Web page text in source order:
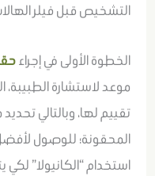
التشخيص قبل فيلر
الخطوة الأولى في إجراء
موعد لاستشارة
تقييم لها، وبالتالي
المحقونة؛ للوصول
استخدام “الكانيولا”